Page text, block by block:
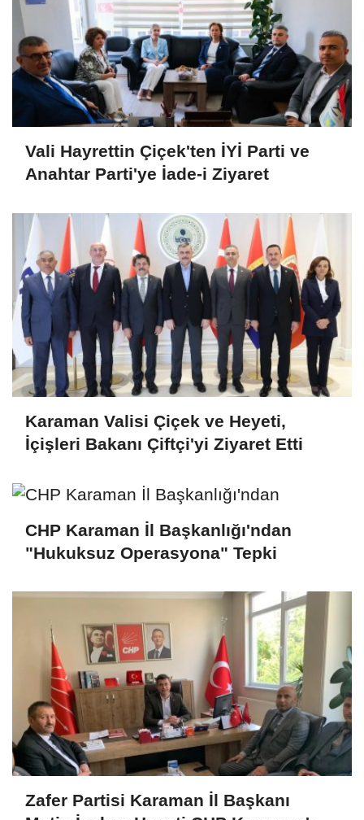
Vali Hayrettin Çiçek'ten İYİ Parti ve
Anahtar Parti'ye İade-i Ziyaret
Karaman Valisi Çiçek ve Heyeti,
İçişleri Bakanı Çiftçi'yi Ziyaret Etti
CHP Karaman İl Başkanlığı'ndan
"Hukuksuz Operasyona" Tepki
Zafer Partisi Karaman İl Başkanı